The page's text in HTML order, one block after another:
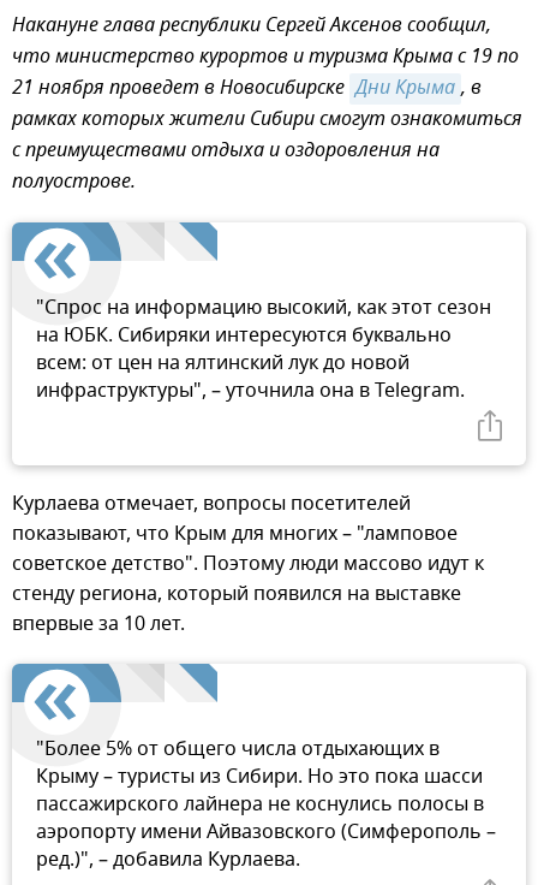
Накануне глава республики Сергей Аксенов сообщил,
что министерство курортов и туризма Крыма с 19 по
21 ноября проведет в Новосибирске Дни Крыма, в
рамках которых жители Сибири смогут ознакомиться
с преимуществами отдыха и оздоровления на
полуострове.
"Спрос на информацию высокий, как этот сезон
на ЮБК. Сибиряки интересуются буквально
всем: от цен на ялтинский лук до новой
инфраструктуры", – уточнила она в Telegram.
Курлаева отмечает, вопросы посетителей
показывают, что Крым для многих – "ламповое
советское детство". Поэтому люди массово идут к
стенду региона, который появился на выставке
впервые за 10 лет.
"Более 5% от общего числа отдыхающих в
Крыму – туристы из Сибири. Но это пока шасси
пассажирского лайнера не коснулись полосы в
аэропорту имени Айвазовского (Симферополь –
ред.)", – добавила Курлаева.